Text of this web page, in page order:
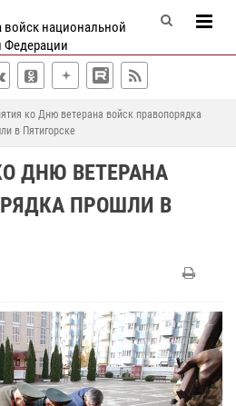
войск национальной
Федерации
ко Дню ветерана войск правопорядка
в Пятигорске
ДНЮ ВЕТЕРАНА
ПРОШЛИ В